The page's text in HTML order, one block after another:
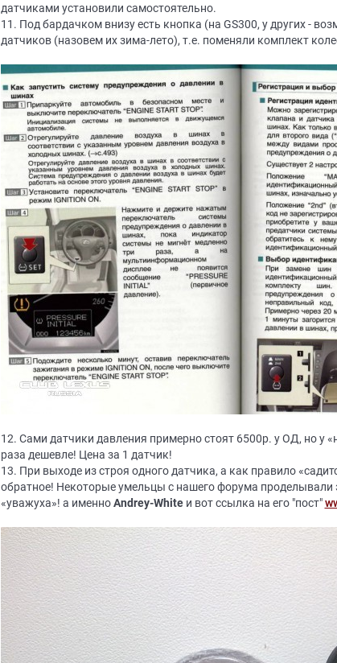
датчиками установили самостоятельно.
11. Под бардачком внизу есть кнопка (на GS300, у других -
датчиков (назовем их зима-лето), т.е. поменяли комплект
12. Сами датчики давления примерно стоят 6500р. у ОД, но у
раза дешевле! Цена за 1 датчик!
13. При выходе из строя одного датчика, а как правило
обратное! Некоторые умельцы с нашего форума проделывали
«уважуха»! а именноAndrey-White и вот ссылка на его "пост"